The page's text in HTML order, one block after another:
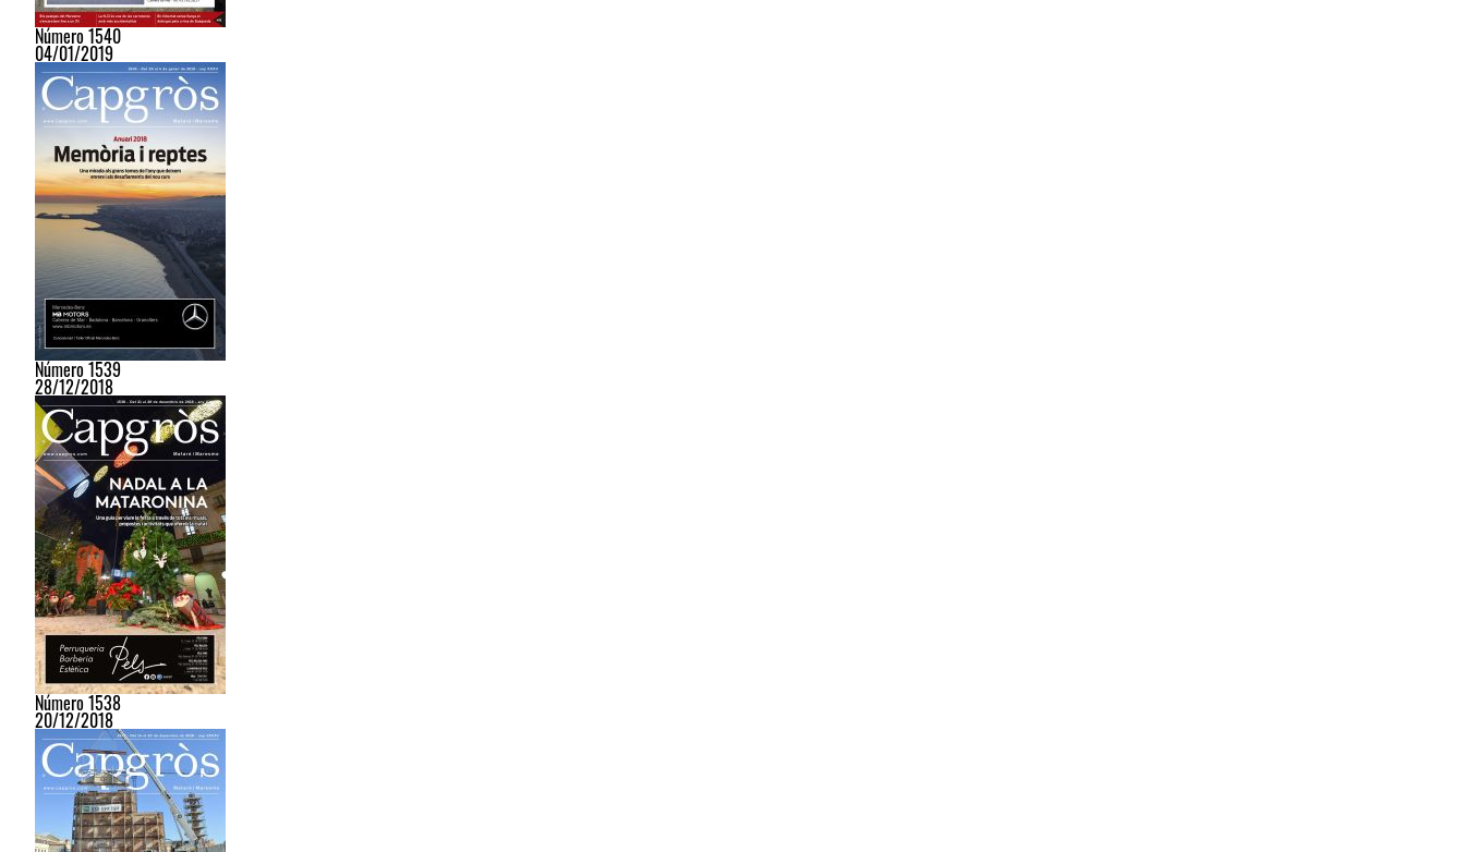
Número 1540
04/01/2019
Número 1539
28/12/2018
Número 1538
20/12/2018